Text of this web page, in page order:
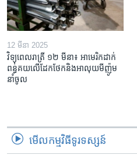
12 មីនា 2025
វិទ្យុពេលរាត្រី ១២ មីនា៖ អាមេរិក​ដាក់​
ពន្ធគយ​លើ​ដែកថែក​និង​អាលុយ​មីញ៉ូម​
នាំចូល
មើល​កម្មវិធី​ទូរទស្សន៍